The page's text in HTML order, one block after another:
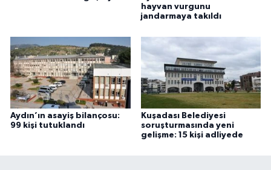
hayvan vurgunu
jandarmaya takıldı
Aydın’ın asayiş bilançosu:
99 kişi tutuklandı
Kuşadası Belediyesi
soruşturmasında yeni
gelişme: 15 kişi adliyede